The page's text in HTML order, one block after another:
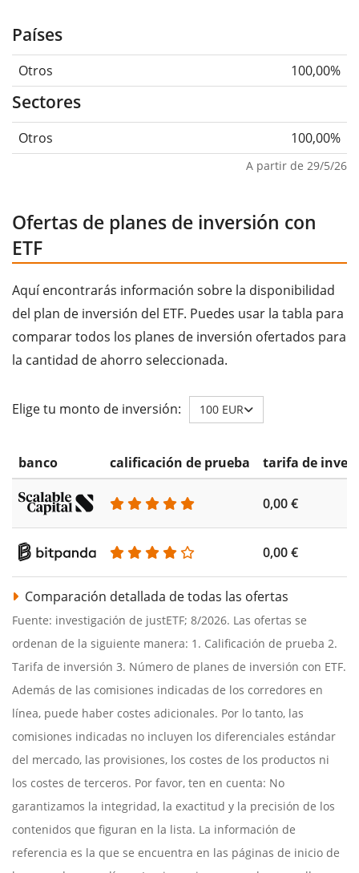
Países
Otros 100,00%
Sectores
Otros 100,00%
A partir de 29/5/26
Ofertas de planes de inversión con
ETF
Aquí encontrarás información sobre la disponibilidad
del plan de inversión del ETF. Puedes usar la tabla para
comparar todos los planes de inversión ofertados para
la cantidad de ahorro seleccionada.
Elige tu monto de inversión: 100 EUR
banco calificación de prueba tarifa de
0,00 €
0,00 €
Comparación detallada de todas las ofertas
Fuente: investigación de justETF; 8/2026. Las ofertas se
ordenan de la siguiente manera: 1. Calificación de prueba 2.
Tarifa de inversión 3. Número de planes de inversión con ETF.
Además de las comisiones indicadas de los corredores en
línea, puede haber costes adicionales. Por lo tanto, las
comisiones indicadas no incluyen los diferenciales estándar
del mercado, las provisiones, los costes de los productos ni
los costes de terceros. Por favor, ten en cuenta: No
garantizamos la integridad, la exactitud y la precisión de los
contenidos que figuran en la lista. La información de
referencia es la que se encuentra en las páginas de inicio de